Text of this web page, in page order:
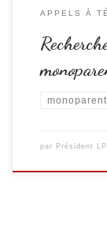
APPELS À
par Président